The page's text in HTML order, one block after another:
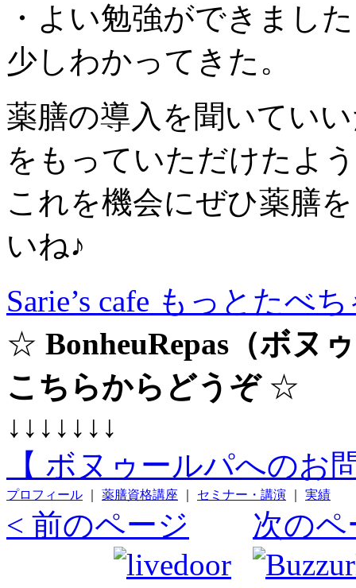
・よい勉強ができまし
少しわかってきた。
薬膳の導入を聞いてい
をもっていただけたよ
これを機会にぜひ薬膳
いね♪
Sarie’s cafe もっとたべ
☆ BonheuRepas（ボヌ
こちらからどうぞ ☆
↓↓↓↓↓↓↓
【 ボヌゥールパへのお
プロフィール 薬膳資格講座 セミナー・講演 実績
< 前のページ 次のペ